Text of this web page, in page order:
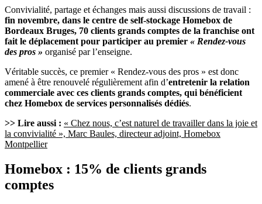
Convivialité, partage et échanges mais aussi discussions de travail :
fin novembre, dans le centre de self-stockage Homebox de
Bordeaux Bruges, 70 clients grands comptes de la franchise ont
fait le déplacement pour participer au premier « Rendez-vous
des pros » organisé par l’enseigne.
Véritable succès, ce premier « Rendez-vous des pros » est donc
amené à être renouvelé régulièrement afin d’entretenir la relation
commerciale avec ces clients grands comptes, qui bénéficient
chez Homebox de services personnalisés dédiés.
>> Lire aussi : « Chez nous, c’est naturel de travailler dans la joie et
la convivialité », Marc Baules, directeur adjoint, Homebox
Montpellier
Homebox : 15% de clients grands
comptes